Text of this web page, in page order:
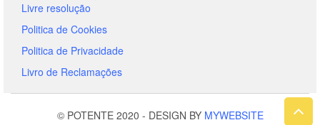
Livre resolução
Politica de Cookies
Politica de Privacidade
Livro de Reclamações
© POTENTE 2020 - DESIGN BY MYWEBSITE